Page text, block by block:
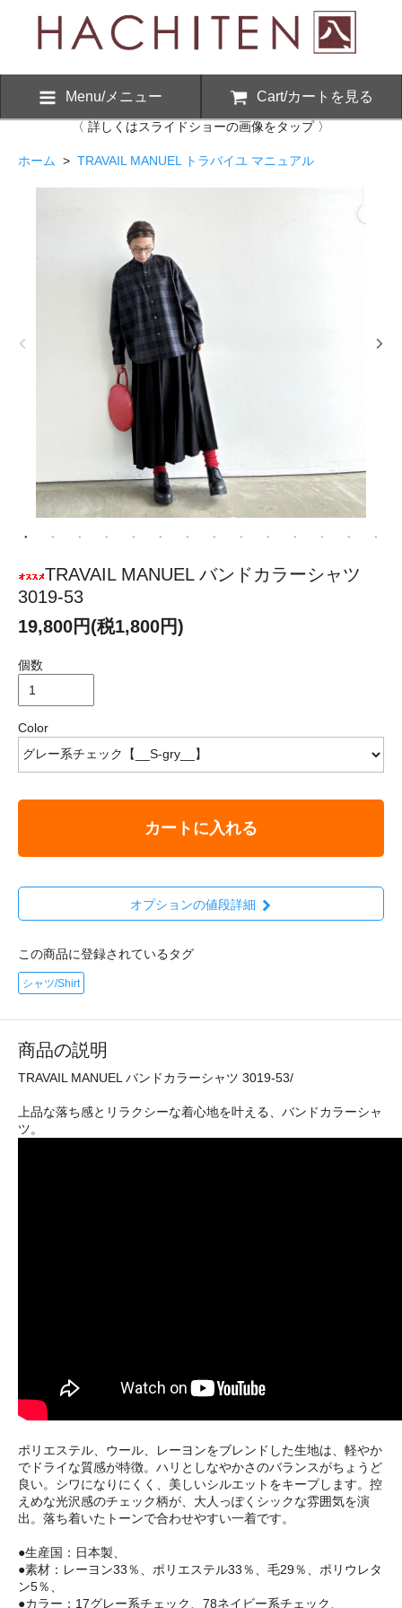
Menu/メニュー Cart/カートを見る
〈 詳しくはスライドショーの画像をタップ 〉
ホーム > TRAVAIL MANUEL トラバイユ マニュアル
TRAVAIL MANUEL バンドカラーシャツ
3019-53
19,800円(税1,800円)
個数
Color
カートに入れる
オプションの値段詳細
この商品に登録されているタグ
シャツ/Shirt
商品の説明
TRAVAIL MANUEL バンドカラーシャツ 3019-53/
上品な落ち感とリラクシーな着心地を叶える、バンドカラーシャ
ツ。
ポリエステル、ウール、レーヨンをブレンドした生地は、軽やか
でドライな質感が特徴。ハリとしなやかさのバランスがちょうど
良い。シワになりにくく、美しいシルエットをキープします。控
えめな光沢感のチェック柄が、大人っぽくシックな雰囲気を演
出。落ち着いたトーンで合わせやすい一着です。
●生産国：日本製、
●素材：レーヨン33％、ポリエステル33％、毛29％、ポリウレタ
ン5％、
●カラー：17グレー系チェック、78ネイビー系チェック、